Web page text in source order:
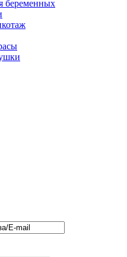
беременных